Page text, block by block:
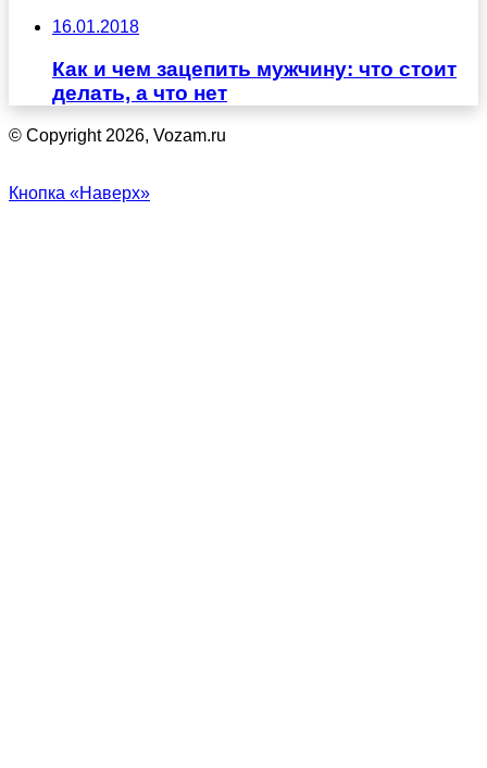
16.01.2018
Как и чем зацепить мужчину: что стоит
делать, а что нет
© Copyright 2026, Vozam.ru
Кнопка «Наверх»